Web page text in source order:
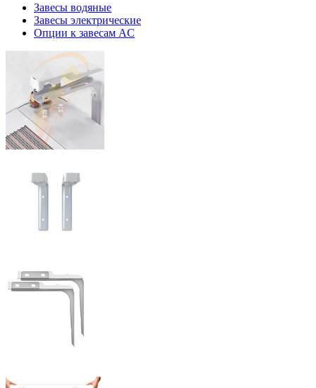
Завесы водяные
Завесы электрические
Опции к завесам AC